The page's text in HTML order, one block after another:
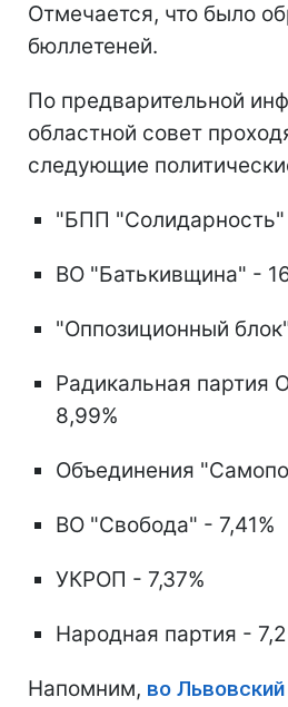
Отмечается, что было
бюллетеней.
По предварительной
областной совет
следующие
"БПП "Солидарность"
ВО "Батькивщина" -
"Оппозиционный
Радикальная партия
8,99%
Объединения
ВО "Свобода" - 7,41%
УКРОП - 7,37%
Народная партия -
Напомним, во